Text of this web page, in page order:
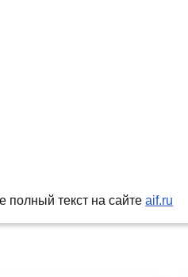
полный текст на сайтеaif.ru